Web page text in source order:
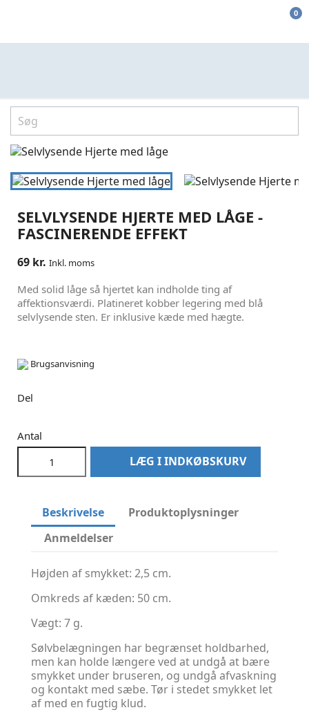
0
SELVLYSENDE HJERTE MED LÅGE -
FASCINERENDE EFFEKT
69 kr. Inkl. moms
Med solid låge så hjertet kan indholde ting af
affektionsværdi. Platineret kobber legering med blå
selvlysende sten. Er inklusive kæde med hægte.
Brugsanvisning
Del
Antal
LÆG I INDKØBSKURV
Beskrivelse
Produktoplysninger
Anmeldelser
Højden af smykket: 2,5 cm.
Omkreds af kæden: 50 cm.
Vægt: 7 g.
Sølvbelægningen har begrænset holdbarhed,
men kan holde længere ved at undgå at bære
smykket under bruseren, og undgå afvaskning
og kontakt med sæbe. Tør i stedet smykket let
af med en fugtig klud.